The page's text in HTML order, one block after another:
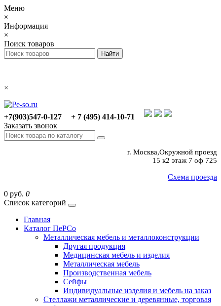
Меню
×
Информация
×
Поиск товаров
×
+7(903)547-0-127
+ 7 (495) 414-10-71
Заказать звонок
г. Москва,Окружной проезд
15 к2 этаж 7 оф 725
Схема проезда
0 руб. 0
Список категорий
Главная
Каталог ПеРСо
Металлическая мебель и металлоконструкции
Другая продукция
Медицинская мебель и изделия
Металлическая мебель
Производственная мебель
Сейфы
Индивидуальные изделия и мебель на заказ
Стеллажи металлические и деревянные, торговая